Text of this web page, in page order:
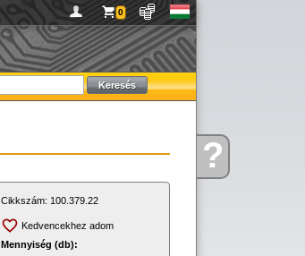
Kérdése?
0
Cikkszám: 100.379.22
Kedvencekhez adom
Mennyiség (db):